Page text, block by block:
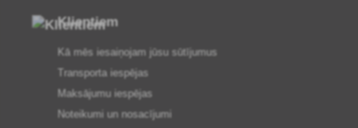
Klientiem
Kā mēs iesaiņojam jūsu sūtījumus
Transporta iespējas
Maksājumu iespējas
Noteikumi un nosacījumi